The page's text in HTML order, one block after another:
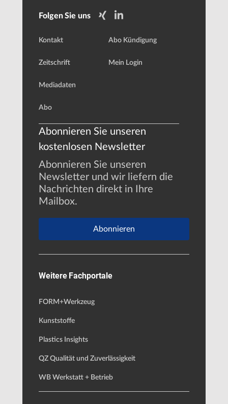
Folgen Sie uns
Kontakt
Zeitschrift
Mediadaten
Abo
Abo Kündigung
Mein Login
Abonnieren Sie unseren
kostenlosen Newsletter
Abonnieren Sie unseren
Newsletter und wir liefern die
Nachrichten direkt in Ihre
Mailbox.
Abonnieren
Weitere Fachportale
FORM+Werkzeug
Kunststoffe
Plastics Insights
QZ Qualität und Zuverlässigkeit
WB Werkstatt + Betrieb